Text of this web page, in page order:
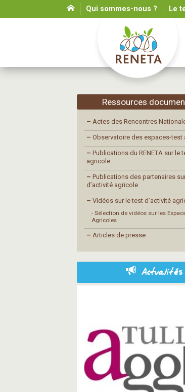
Qui sommes-nous ? Le
Ressources
– Actes des Rencontres
– Observatoire des espaces-test
– Publications du RENETA sur le
agricole
– Publications des partenaires
d’activité agricole
– Vidéos sur le test d’activité
- Sélection de vidéos sur les
Agricoles
– Articles de presse
Actualités